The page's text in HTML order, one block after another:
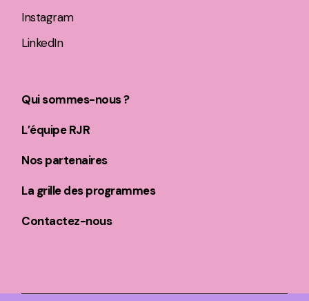
Instagram
LinkedIn
Qui sommes-nous ?
L’équipe RJR
Nos partenaires
La grille des programmes
Contactez-nous